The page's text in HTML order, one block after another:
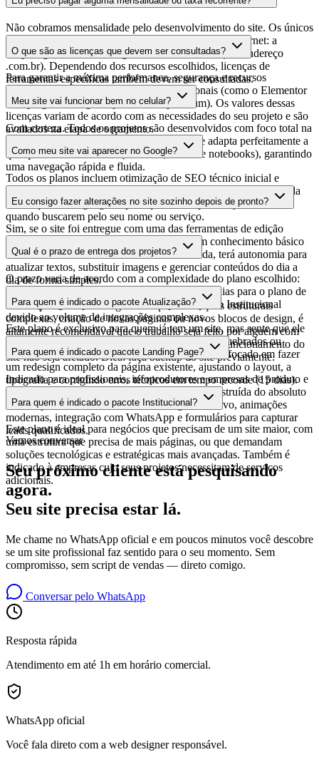
Não cobramos mensalidade pelo desenvolvimento do site. Os únicos
custos recorrentes que você terá são os padrões da internet: a
hospedagem do site e o registro do seu domínio (seu endereço
.com.br). Dependendo dos recursos escolhidos, licenças de
ferramentas específicas também devem ser consultadas.
O que são as licenças que devem ser consultadas?
Para garantir a máxima performance, segurança e recursos
avançados, utilizamos ferramentas profissionais (como o Elementor
Pro, plugins de segurança ou temas premium). Os valores dessas
licenças variam de acordo com as necessidades do seu projeto e são
avaliados na etapa de orçamento.
Meu site vai funcionar bem no celular?
Com certeza. Todos os projetos são desenvolvidos com foco total na
experiência mobile (responsiva). O layout se adapta perfeitamente a
qualquer tamanho de tela (celulares, tablets e notebooks), garantindo
uma navegação rápida e fluida.
Como meu site vai aparecer no Google?
Todos os planos incluem otimização de SEO técnico inicial e
indexação no Google. Isso significa que estruturamos o código da
forma que o Google gosta para que sua empresa seja encontrada
quando buscarem pelo seu nome ou serviço.
Eu consigo fazer alterações no site sozinho depois de pronto?
Sim, se o site foi entregue com uma das ferramentas de edição
(WordPress ou Framer). Caso você tenha um conhecimento básico
sobre o funcionamento da ferramenta utilizada, terá autonomia para
atualizar textos, substituir imagens e gerenciar conteúdos do dia a
dia de forma simples.
Se não possui editor integrado ou para alterações estruturais
complexas, criação de novas páginas ou novos blocos de design, é
altamente recomendável que o trabalho seja feito por alguém com
conhecimento técnico amplo para garantir que o funcionamento do
site não seja afetado. Dica: faça backup do site previamente.
Qual é o prazo de entrega dos projetos?
O prazo varia de acordo com a complexidade do plano escolhido:
até 15 dias para o plano de Atualização, até 30 dias para o plano de
Landing Page, e prazos sob medida para o plano Institucional
devido ao volume de integrações complexas.
Para quem é indicado o pacote Atualização?
Este plano é exclusivo para quem já tem um site, mas sente que ele
está com o visual ultrapassado, lento, com links quebrados ou
desalinhado com o momento atual da empresa. É focado em fazer
um redesign completo da página existente, ajustando o layout, a
tipografia e corrigindo erros técnicos em tempo recorde (15 dias).
Para quem é indicado o pacote Landing Page?
Indicado para profissionais, infoprodutores e empresas de produto e
serviços, que precisam de uma página única construída do absoluto
zero. É perfeito se você busca um design exclusivo, animações
modernas, integração com WhatsApp e formulários para capturar
leads qualificados.
Para quem é indicado o pacote Institucional?
Este plano é ideal para negócios que precisam de um site maior, com
uma estrutura que precisa de mais páginas, ou que demandam
soluções tecnológicas e estratégicas mais avançadas. Também é
indicado à empresas cujo seus projetos necessitam de serviços
adicionais.
Vamos conversar
Seu próximo cliente está pesquisando
agora.
Seu site precisa estar lá.
Me chame no WhatsApp oficial e em poucos minutos você descobre
se um site profissional faz sentido para o seu momento. Sem
compromisso, sem script de vendas — direto comigo.
Conversar pelo WhatsApp
Resposta rápida
Atendimento em até 1h em horário comercial.
WhatsApp oficial
Você fala direto com a web designer responsável.